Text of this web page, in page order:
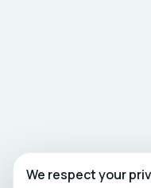
We respect your